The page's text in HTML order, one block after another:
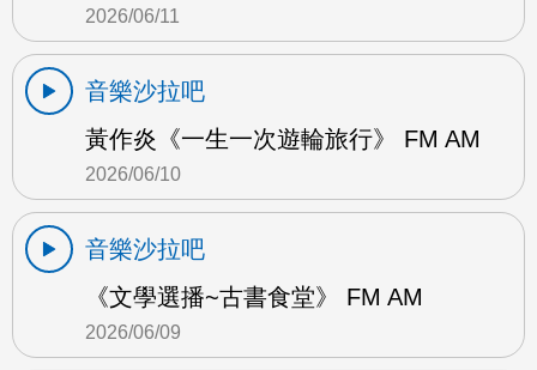
2026/06/11
音樂沙拉吧
黃作炎《一生一次遊輪旅行》 FM AM
2026/06/10
音樂沙拉吧
《文學選播~古書食堂》 FM AM
2026/06/09